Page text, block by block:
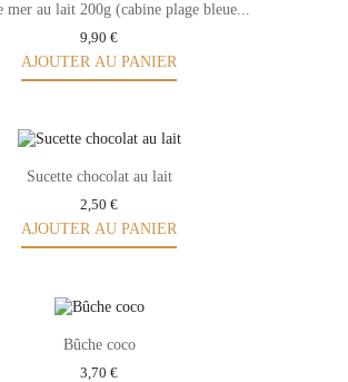
mer au lait 200g (cabine plage bleue...
9,90 €
AJOUTER AU PANIER
Sucette chocolat au lait
2,50 €
AJOUTER AU PANIER
Bûche coco
3,70 €